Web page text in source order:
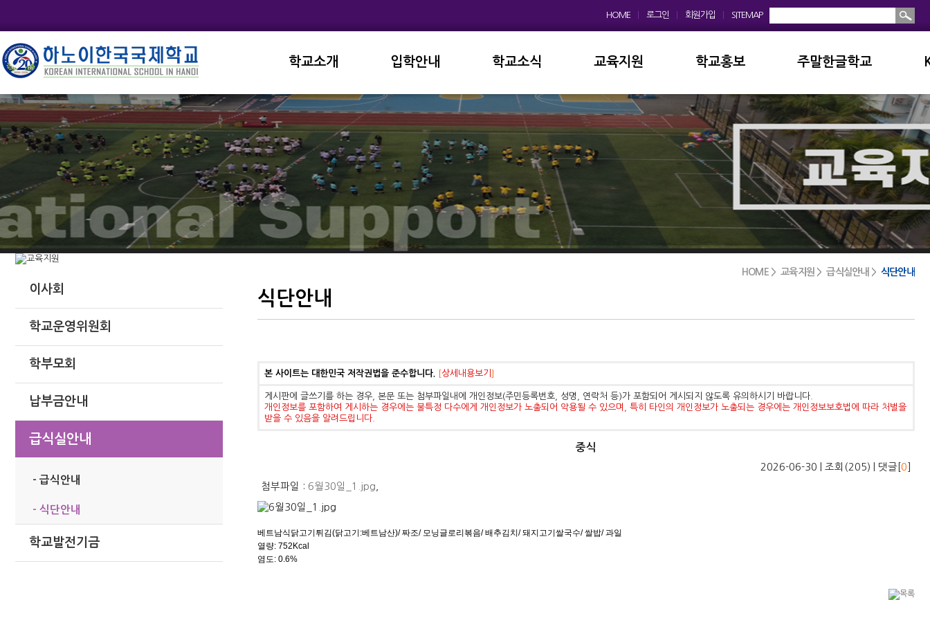
HOME 로그인 회원가입 SITEMAP
학교소개
교직원인사
학교상징
학교연혁
학교교육목표
학교현황
입학안내
중고등학교
학교소식
공지사항
학사일정
교육과정
가정통신문
방과후학교
진로진학
외국어자료실
교육지원
학교운영위원회
학부모회
급식실안내
학교발전기금
학교홍보
학교앨범
홍보동영상
보도자료
디지털선도학교
주말한글학교
소개및현황
공지사항
입학안내
학교앨범
서식자료실
이사회
학교운영위원회
학부모회
납부금안내
급식실안내
- 급식안내
- 식단안내
학교발전기금
HOME > 교육지원 > 급식실안내 > 식단안내
식단안내
본 사이트는 대한민국 저작권법을 준수합니다. [상세내용보기 ]
게시판에 글쓰기를 하는 경우, 본문 또는 첨부파일내에 개인정보(주민등록번호, 성명, 연락처 등)가 포함되어 게시되지 않도록 유의하시기 바랍니다.
개인정보를 포함하여 게시하는 경우에는 불특정 다수에게 개인정보가 노출되어 악용될 수 있으며, 특히 타인의 개인정보가 노출되는 경우에는 개인정보보호법에 따라 처벌을
받을 수 있음을 알려드립니다.
중식
2026-06-30 | 조회(205) | 댓글[ 0
첨부파일 : 6월30일_1.jpg
베트남식닭고기튀김(닭고기:베트남산)/ 짜조/ 모닝글로리볶음/ 배추김치/ 돼지고기쌀국수/ 쌀밥/ 과일
열량: 752 Kcal
염도: 0.6%